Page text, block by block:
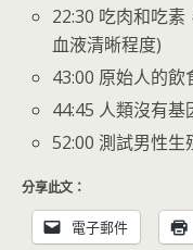
22:30 吃肉和吃素
血液清晰程度)
43:00 原始人的
44:45 人類沒有
52:00 測試男性生
分享此文：
電子郵件